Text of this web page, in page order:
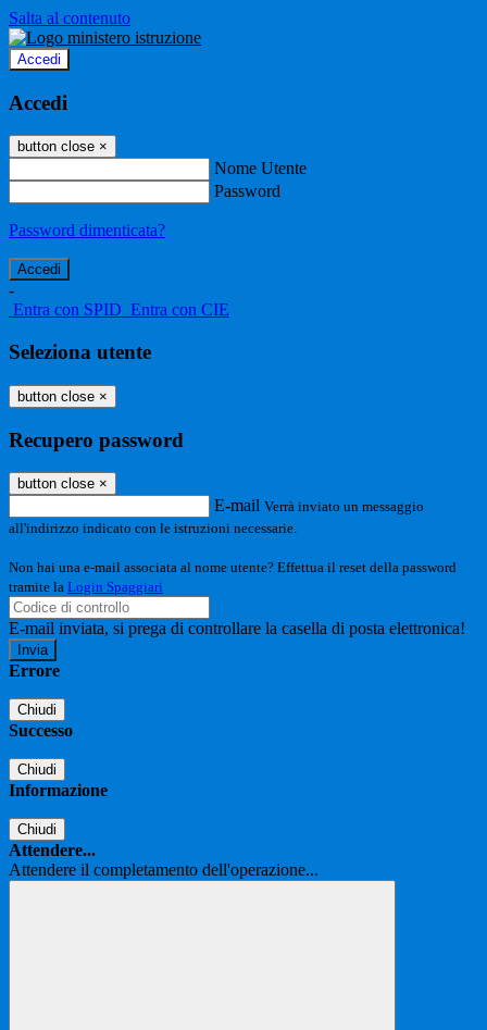
Salta al contenuto
Accedi
Accedi
button close ×
Nome Utente
Password
Password dimenticata?
-
Entra con SPID Entra con CIE
Seleziona utente
button close ×
Recupero password
button close ×
E-mail Verrà inviato un messaggio
all'indirizzo indicato con le istruzioni necessarie.
Non hai una e-mail associata al nome utente? Effettua il reset della password
tramite la Login Spaggiari
E-mail inviata, si prega di controllare la casella di posta elettronica!
Errore
Chiudi
Successo
Chiudi
Informazione
Chiudi
Attendere...
Attendere il completamento dell'operazione...